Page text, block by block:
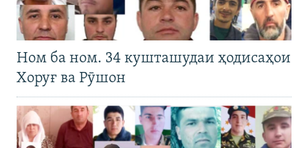
Ном ба ном. 34 кушташудаи ҳодисаҳои
Хоруғ ва Рӯшон